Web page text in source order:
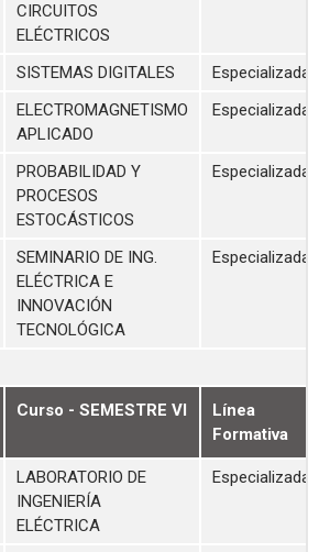
CIRCUITOS
ELÉCTRICOS
SISTEMAS DIGITALES
Especializada
ELECTROMAGNETISMO
APLICADO
Especializada
PROBABILIDAD Y
PROCESOS
ESTOCÁSTICOS
Especializada
SEMINARIO DE ING.
ELÉCTRICA E
INNOVACIÓN
TECNOLÓGICA
Especializada
Curso - SEMESTRE VI
Línea
Formativa
LABORATORIO DE
INGENIERÍA
ELÉCTRICA
Especializada